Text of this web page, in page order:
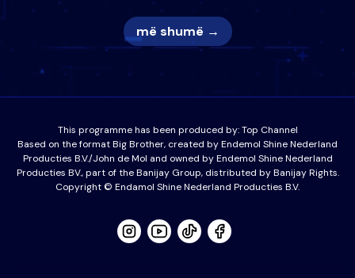
më shumë →
This programme has been produced by:Top Channel
Based on the format Big Brother, created by Endemol Shine Nederland
Producties B.V./John de Mol and owned by Endemol Shine Nederland
Producties BV., part of the Banijay Group, distributed by Banijay Rights.
Copyright © Endamol Shine Nederland Producties B.V.